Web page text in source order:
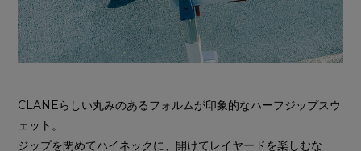
CLANEらしい丸みのあるフォルムが印象的なハーフジップスウ
ェット。
ジップを閉めてハイネックに、開けてレイヤードを楽しむな